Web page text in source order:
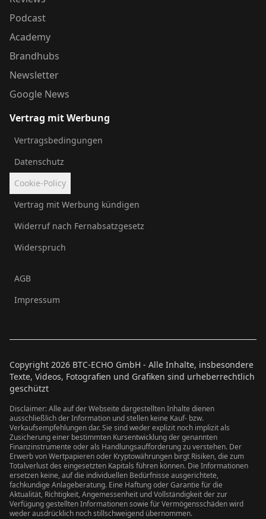
Podcast
Academy
Brandhubs
Newsletter
Google News
Vertrag mit Werbung
Vertragsbedingungen
Datenschutz
Cookie-Policy
Vertrag mit Werbung kündigen
Widerruf nach Fernabsatzgesetz
Widerspruch
AGB
Impressum
Copyright 2026 BTC-ECHO GmbH - Alle Inhalte, insbesondere
Texte, Videos, Fotografien und Grafiken sind urheberrechtlich
geschützt
Disclaimer: Alle auf der Webseite dargestellten Inhalte dienen
ausschließlich der Information und stellen keine Kauf- bzw.
Verkaufsempfehlungen dar. Sie sind weder explizit noch implizit als
Zusicherung einer bestimmten Kursentwicklung der genannten
Finanzinstrumente oder als Handlungsaufforderung zu verstehen. Der
Erwerb von Wertpapieren oder Kryptowährungen birgt Risiken, die zum
Totalverlust des eingesetzten Kapitals führen können. Die Informationen
ersetzen keine, auf die individuellen Bedürfnisse ausgerichtete,
fachkundige Anlageberatung. Eine Haftung oder Garantie für die
Aktualität, Richtigkeit, Angemessenheit und Vollständigkeit der zur
Verfügung gestellten Informationen sowie für Vermögensschäden wird
weder ausdrücklich noch stillschweigend übernommen.